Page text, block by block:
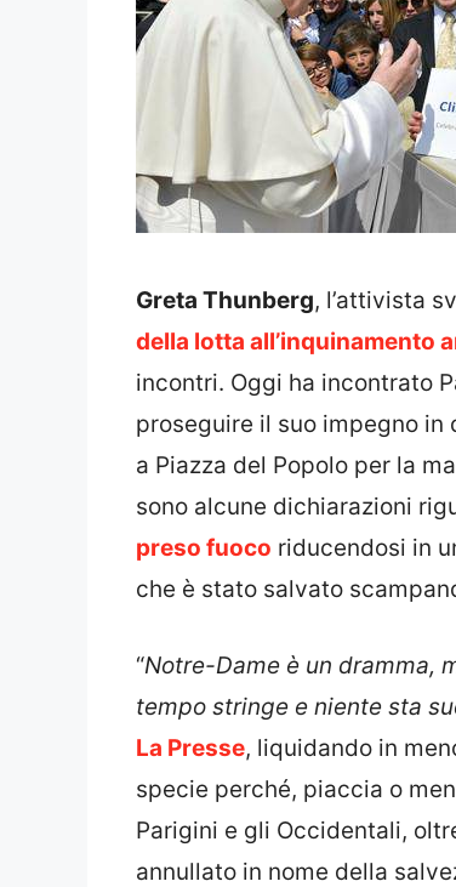
Greta Thunberg, l’attivista
della lotta all’inquinamento
incontri. Oggi ha incontrato
proseguire il suo impegno in
a Piazza del Popolo per la
sono alcune dichiarazioni
preso fuoco riducendosi in
che è stato salvato
“Notre-Dame è un dramma,
tempo stringe e niente sta
La Presse, liquidando in
specie perché, piaccia o
Parigini e gli Occidentali,
annullato in nome della